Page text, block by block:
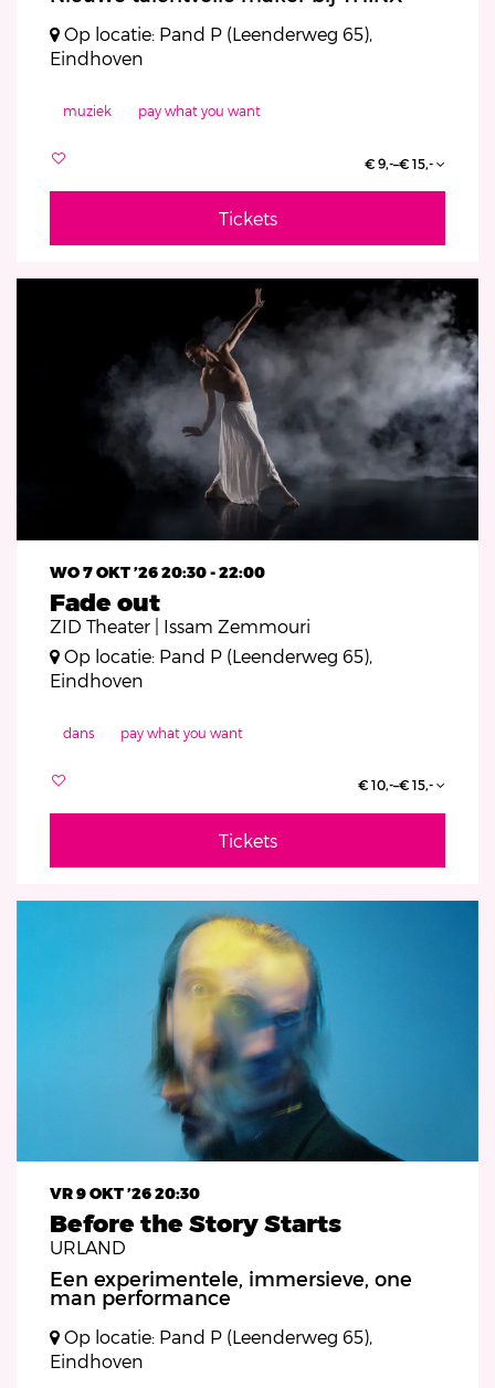
Op locatie: Pand P (Leenderweg 65),
Eindhoven
muziek pay what you want
€ 9,-–€ 15,-
Tickets
Fade out
ZID Theater | Issam Zemmouri
WO 7 OKT ’2620:30 - 22:00
Op locatie: Pand P (Leenderweg 65),
Eindhoven
dans pay what you want
€ 10,-–€ 15,-
Tickets
Before the Story Starts
URLAND
VR 9 OKT ’2620:30
Een experimentele, immersieve, one
man performance
Op locatie: Pand P (Leenderweg 65),
Eindhoven